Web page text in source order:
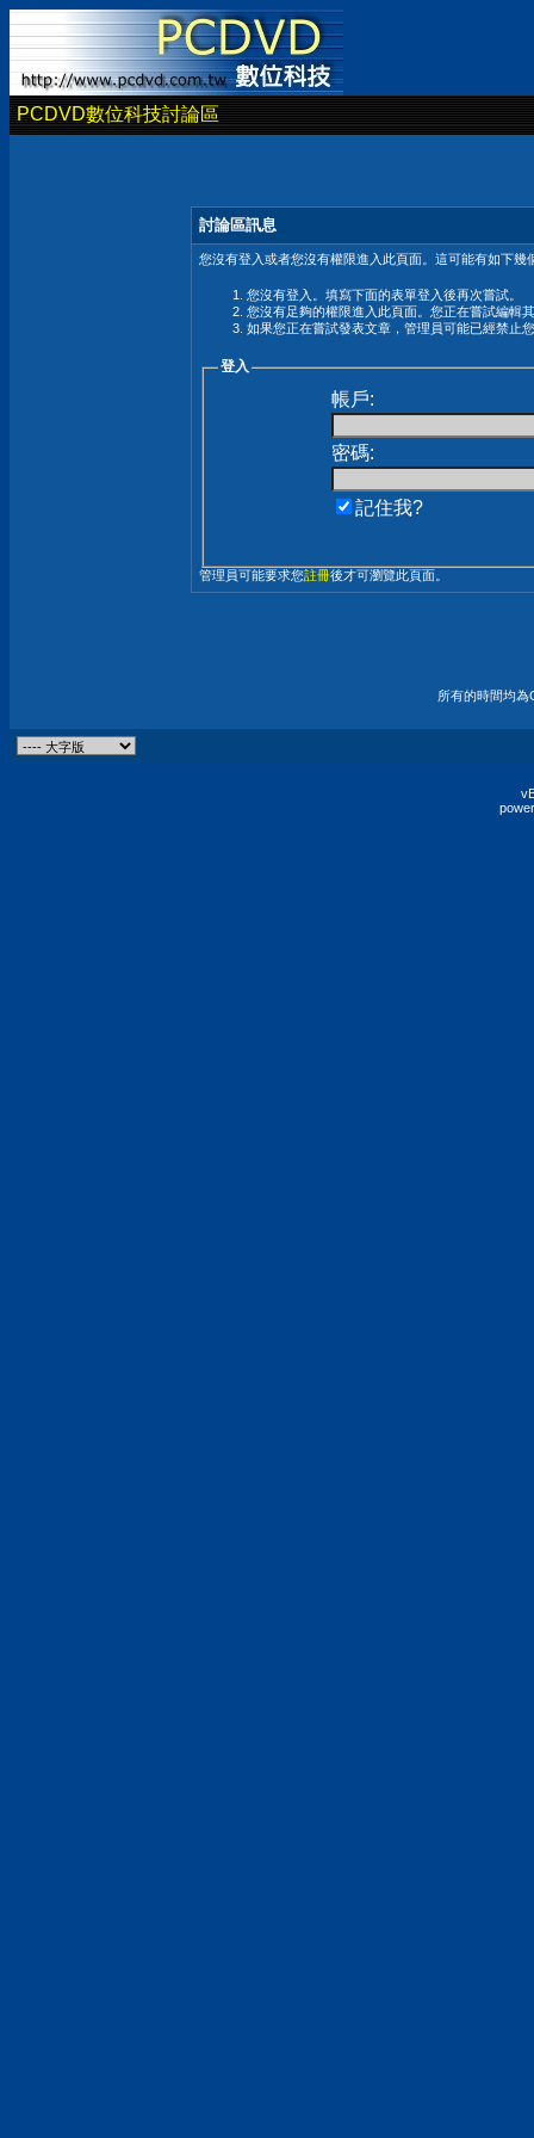
PCDVD數位科技討論區
討論區訊息
您沒有登入或者您沒有權限進入此頁面。這可能有如下幾
您沒有登入。填寫下面的表單登入後再次嘗試。
您沒有足夠的權限進入此頁面。您正在嘗試編輯
如果您正在嘗試發表文章，管理員可能已經禁止
登入
帳戶:
密碼:
記住我?
管理員可能要求您註冊後才可瀏覽此頁面。
所有的時間均為